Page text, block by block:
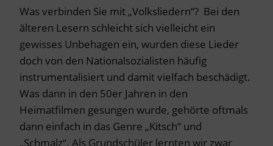
Was verbinden Sie mit „Volksliedern“? Bei den
älteren Lesern schleicht sich vielleicht ein
gewisses Unbehagen ein, wurden diese Lieder
doch von den Nationalsozialisten häufig
instrumentalisiert und damit vielfach beschädigt.
Was dann in den 50er Jahren in den
Heimatfilmen gesungen wurde, gehörte oftmals
dann einfach in das Genre „Kitsch“ und
„Schmalz“. Als Grundschüler lernten wir zwar